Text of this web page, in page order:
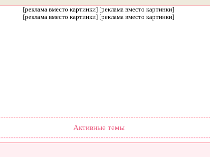
[реклама вместо картинки] [реклама вместо картинки]
[реклама вместо картинки] [реклама вместо картинки]
Активные темы